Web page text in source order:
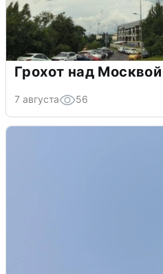
Грохот над
7 августа 56